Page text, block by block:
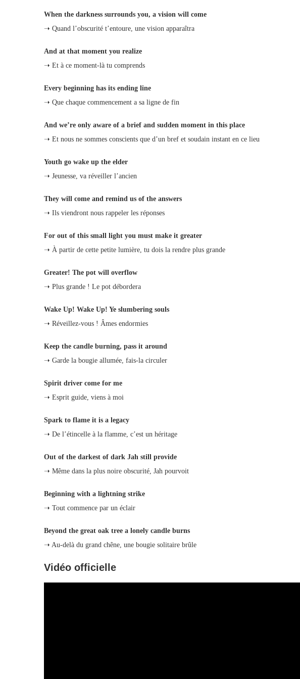
When the darkness surrounds you, a vision will come
➝ Quand l’obscurité t’entoure, une vision apparaîtra
And at that moment you realize
➝ Et à ce moment-là tu comprends
Every beginning has its ending line
➝ Que chaque commencement a sa ligne de fin
And we’re only aware of a brief and sudden moment in this place
➝ Et nous ne sommes conscients que d’un bref et soudain instant en ce lieu
Youth go wake up the elder
➝ Jeunesse, va réveiller l’ancien
They will come and remind us of the answers
➝ Ils viendront nous rappeler les réponses
For out of this small light you must make it greater
➝ À partir de cette petite lumière, tu dois la rendre plus grande
Greater! The pot will overflow
➝ Plus grande ! Le pot débordera
Wake Up! Wake Up! Ye slumbering souls
➝ Réveillez-vous ! Âmes endormies
Keep the candle burning, pass it around
➝ Garde la bougie allumée, fais-la circuler
Spirit driver come for me
➝ Esprit guide, viens à moi
Spark to flame it is a legacy
➝ De l’étincelle à la flamme, c’est un héritage
Out of the darkest of dark Jah still provide
➝ Même dans la plus noire obscurité, Jah pourvoit
Beginning with a lightning strike
➝ Tout commence par un éclair
Beyond the great oak tree a lonely candle burns
➝ Au-delà du grand chêne, une bougie solitaire brûle
Vidéo officielle